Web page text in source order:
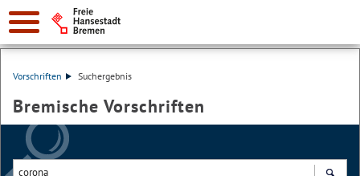
Vorschriften Suchergebnis
Bremische Vorschriften